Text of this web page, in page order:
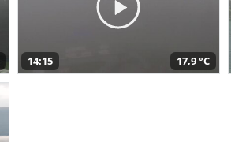
14:15 17,9 °C